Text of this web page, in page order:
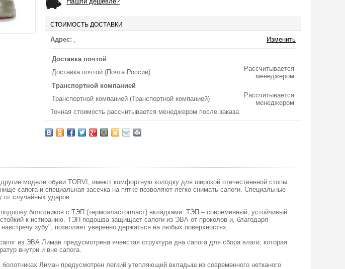
СТОИМОСТЬ ДОСТАВКИ
Адрес: , Изменить
Доставка почтой
Доставка почтой (Почта России)
Рассчитывается
менеджером
Транспортной компанией
Транспортной компанией (Транспортной компанией)
Рассчитывается
менеджером
Точная стоимость рассчитывается менеджером после заказа
модели обуви TORVI, имеют комфортную колодку для широкой отечественной стопы
сапога и специальная засечка на пятке позволяют легко снимать сапоги. Специальные
случайных ударов.
болотников с ТЭП (термоэластопласт) вкладками. ТЭП – современный, устойчивый
к истиранию. ТЭП подошва защищает сапоги из ЭВА от проколов и, благодаря
зубу", позволяет уверенно держаться на любых поверхностях.
из ЭВА Лиман предусмотрена ячеистая структура дна сапога для сбора влаги, которая
внутри и вне сапога.
Лиман предусмотрен легкий утепляющий вкладыш из современного нетканого